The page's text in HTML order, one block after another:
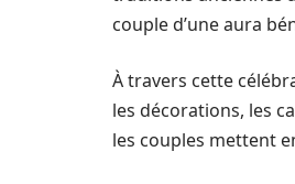
couple d’une aura
À travers cette
les décorations, les
les couples mettent